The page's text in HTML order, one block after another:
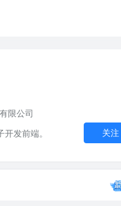
限公司
开发前端。
关注